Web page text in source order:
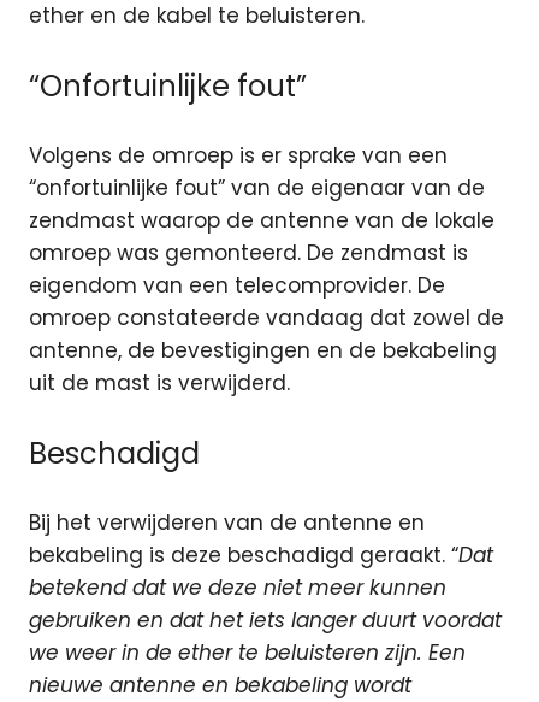
ether en de kabel te beluisteren.
“Onfortuinlijke fout”
Volgens de omroep is er sprake van een
“onfortuinlijke fout” van de eigenaar van de
zendmast waarop de antenne van de lokale
omroep was gemonteerd. De zendmast is
eigendom van een telecomprovider. De
omroep constateerde vandaag dat zowel de
antenne, de bevestigingen en de bekabeling
uit de mast is verwijderd.
Beschadigd
Bij het verwijderen van de antenne en
bekabeling is deze beschadigd geraakt. “Dat
betekend dat we deze niet meer kunnen
gebruiken en dat het iets langer duurt voordat
we weer in de ether te beluisteren zijn. Een
nieuwe antenne en bekabeling wordt